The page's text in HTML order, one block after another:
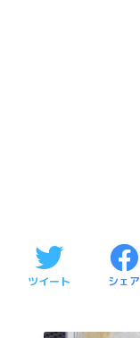
ツイート シェア